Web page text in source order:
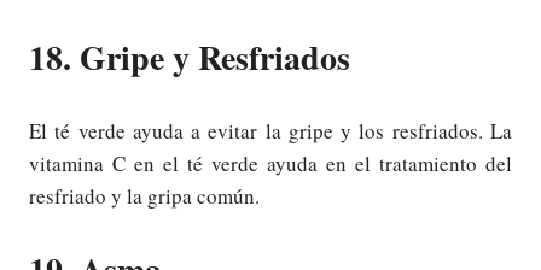
18. Gripe y Resfriados
El té verde ayuda a evitar la gripe y los resfriados. La
vitamina C en el té verde ayuda en el tratamiento del
resfriado y la gripa común.